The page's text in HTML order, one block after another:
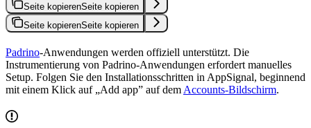
Seite kopierenSeite kopieren
Seite kopierenSeite kopieren
Padrino-Anwendungen werden offiziell unterstützt. Die
Instrumentierung von Padrino-Anwendungen erfordert manuelles
Setup. Folgen Sie den Installationsschritten in AppSignal, beginnend
mit einem Klick auf „Add app” auf dem Accounts-Bildschirm.